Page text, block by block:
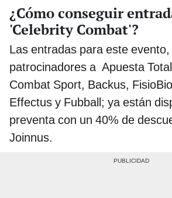
¿Cómo conseguir
'Celebrity Combat'?
Las entradas para este
patrocinadores a Apuesta
Combat Sport, Backus,
Effectus y Fubball; ya están
preventa con un 40% de
Joinnus.